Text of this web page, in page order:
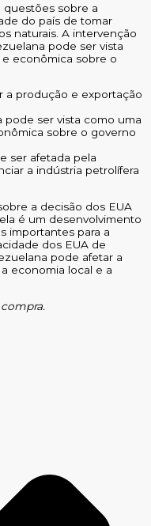
questões sobre a
do país de tomar
naturais. A intervenção
pode ser vista
econômica sobre o
a produção e exportação
ser vista como uma
sobre o governo
ser afetada pela
a indústria petrolífera
a decisão dos EUA
é um desenvolvimento
importantes para a
dos EUA de
pode afetar a
economia local e a